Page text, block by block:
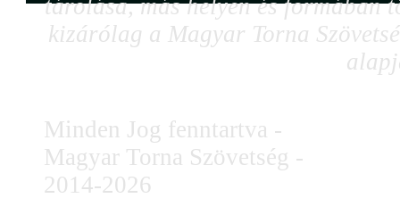
tárolása, más helyen és formában
kizárólag a Magyar Torna
Minden Jog fenntartva -
Magyar Torna Szövetség -
2014-2026